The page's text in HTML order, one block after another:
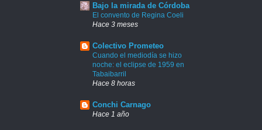
Bajo la mirada de Córdoba
El convento de Regina Coeli
Hace 3 meses
Colectivo Prometeo
Cuando el mediodía se hizo
noche: el eclipse de 1959 en
Tabaibarril
Hace 8 horas
Conchi Carnago
Hace 1 año